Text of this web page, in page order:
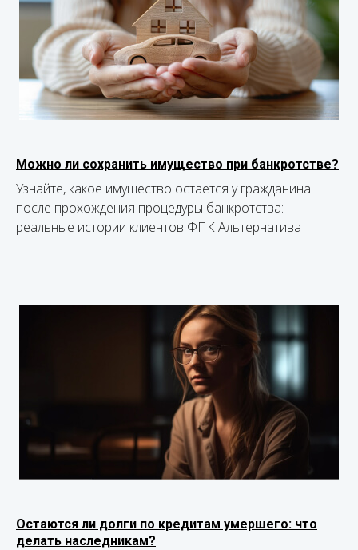
Можно ли сохранить имущество при банкротстве?
Узнайте, какое имущество остается у гражданина
после прохождения процедуры банкротства:
реальные истории клиентов ФПК Альтернатива
Остаются ли долги по кредитам умершего: что
делать наследникам?